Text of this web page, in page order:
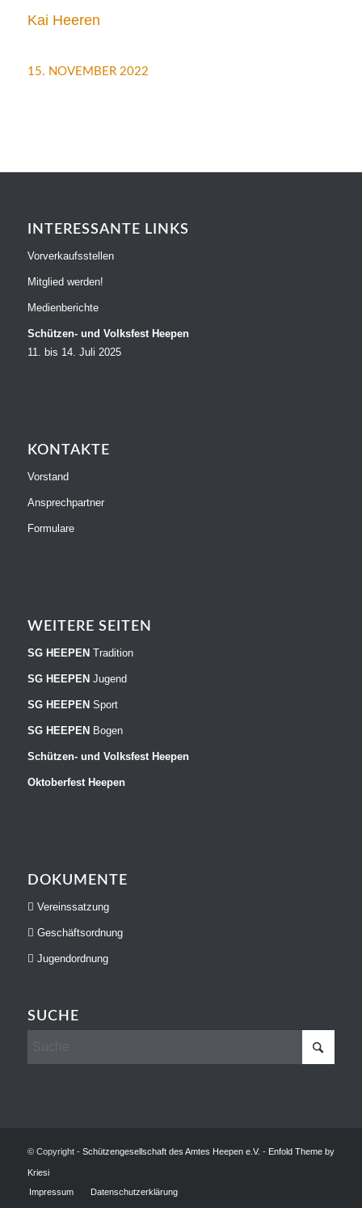
Kai Heeren
15. NOVEMBER 2022
INTERESSANTE LINKS
Vorverkaufsstellen
Mitglied werden!
Medienberichte
Schützen- und Volksfest Heepen
11. bis 14. Juli 2025
KONTAKTE
Vorstand
Ansprechpartner
Formulare
WEITERE SEITEN
SG HEEPEN Tradition
SG HEEPEN Jugend
SG HEEPEN Sport
SG HEEPEN Bogen
Schützen- und Volksfest Heepen
Oktoberfest Heepen
DOKUMENTE
Vereinssatzung
Geschäftsordnung
Jugendordnung
SUCHE
© Copyright - Schützengesellschaft des Amtes Heepen e.V. - Enfold Theme by
Kriesi
Impressum
Datenschutzerklärung